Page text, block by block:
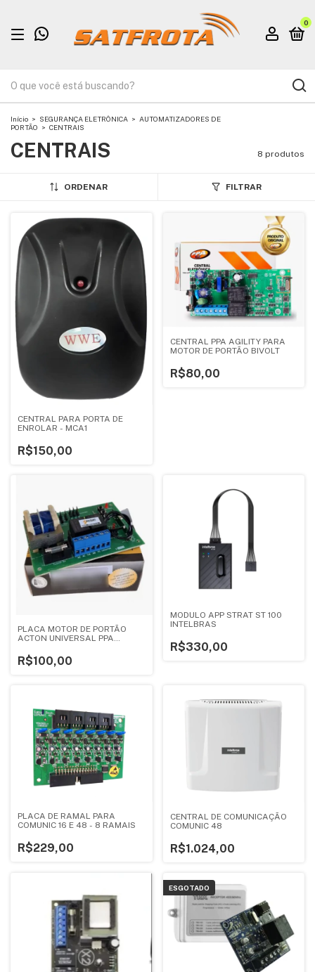
0
Início > SEGURANÇA ELETRÔNICA > AUTOMATIZADORES DE
PORTÃO > CENTRAIS
CENTRAIS 8 produtos
ORDENAR FILTRAR
CENTRAL PARA PORTA DE
ENROLAR - MCA1
R$150,00
CENTRAL PPA AGILITY PARA
MOTOR DE PORTÃO BIVOLT
R$80,00
PLACA MOTOR DE PORTÃO
ACTON UNIVERSAL PPA
R$100,00
MODULO APP STRAT ST 100
INTELBRAS
R$330,00
PLACA DE RAMAL PARA
COMUNIC 16 E 48 - 8 RAMAIS
R$229,00
CENTRAL DE COMUNICAÇÃO
COMUNIC 48
R$1.024,00
ESGOTADO